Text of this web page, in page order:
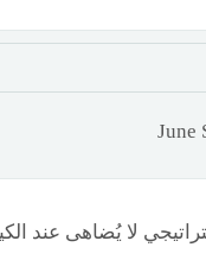
June
لا يُضاهى عند